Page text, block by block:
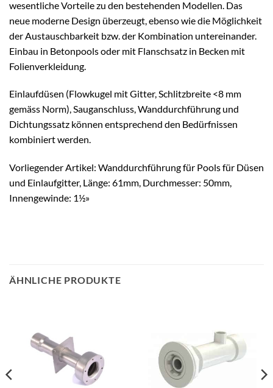
wesentliche Vorteile zu den bestehenden Modellen. Das
neue moderne Design überzeugt, ebenso wie die Möglichkeit
der Austauschbarkeit bzw. der Kombination untereinander.
Einbau in Betonpools oder mit Flanschsatz in Becken mit
Folienverkleidung.
Einlaufdüsen (Flowkugel mit Gitter, Schlitzbreite <8 mm
gemäss Norm), Sauganschluss, Wanddurchführung und
Dichtungssatz können entsprechend den Bedürfnissen
kombiniert werden.
Vorliegender Artikel: Wanddurchführung für Pools für Düsen
und Einlaufgitter, Länge: 61mm, Durchmesser: 50mm,
Innengewinde: 1½»
ÄHNLICHE PRODUKTE